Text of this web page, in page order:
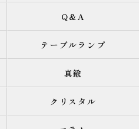
Q&A
テーブルランプ
真鍮
クリスタル